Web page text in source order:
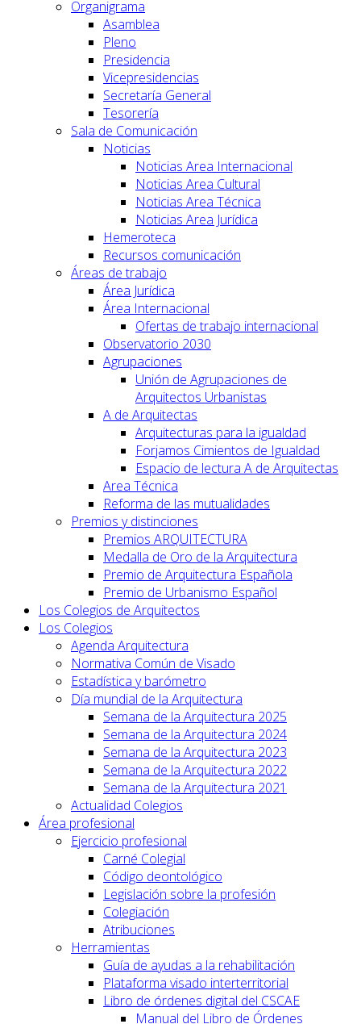
Organigrama
Asamblea
Pleno
Presidencia
Vicepresidencias
Secretaría General
Tesorería
Sala de Comunicación
Noticias
Noticias Area Internacional
Noticias Area Cultural
Noticias Area Técnica
Noticias Area Jurídica
Hemeroteca
Recursos comunicación
Áreas de trabajo
Área Jurídica
Área Internacional
Ofertas de trabajo internacional
Observatorio 2030
Agrupaciones
Unión de Agrupaciones de
Arquitectos Urbanistas
A de Arquitectas
Arquitecturas para la igualdad
Forjamos Cimientos de Igualdad
Espacio de lectura A de Arquitectas
Area Técnica
Reforma de las mutualidades
Premios y distinciones
Premios ARQUITECTURA
Medalla de Oro de la Arquitectura
Premio de Arquitectura Española
Premio de Urbanismo Español
Los Colegios de Arquitectos
Los Colegios
Agenda Arquitectura
Normativa Común de Visado
Estadística y barómetro
Día mundial de la Arquitectura
Semana de la Arquitectura 2025
Semana de la Arquitectura 2024
Semana de la Arquitectura 2023
Semana de la Arquitectura 2022
Semana de la Arquitectura 2021
Actualidad Colegios
Área profesional
Ejercicio profesional
Carné Colegial
Código deontológico
Legislación sobre la profesión
Colegiación
Atribuciones
Herramientas
Guía de ayudas a la rehabilitación
Plataforma visado interterritorial
Libro de órdenes digital del CSCAE
Manual del Libro de Órdenes